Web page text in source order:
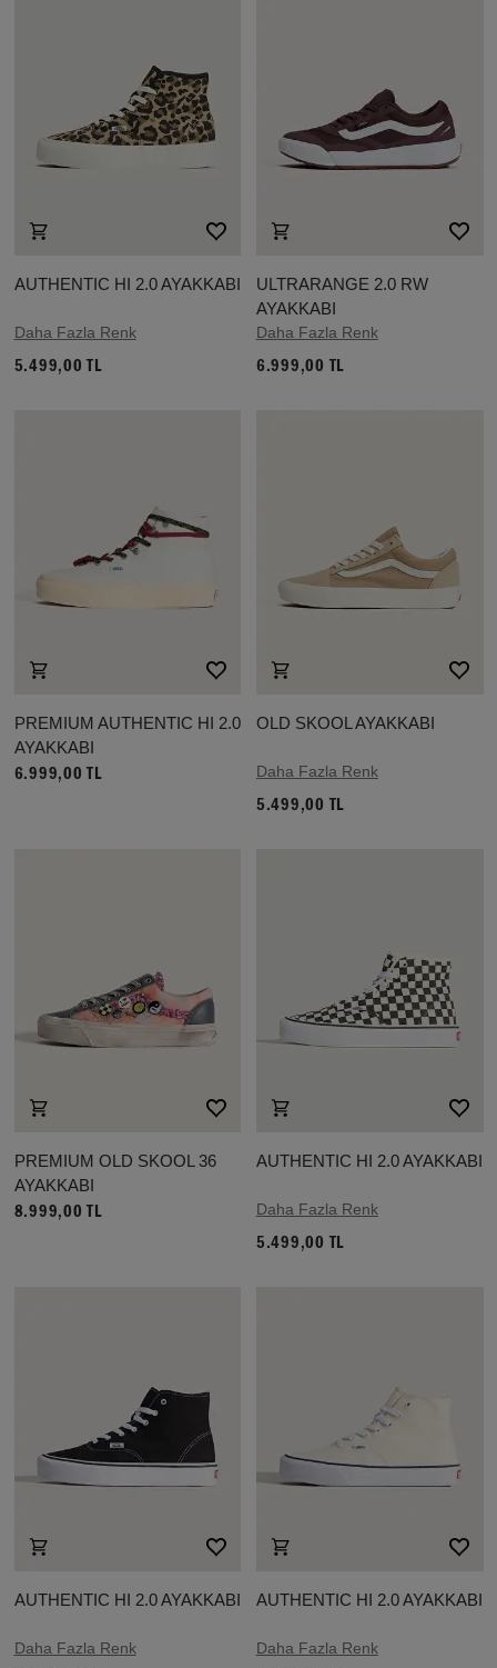
AUTHENTIC HI 2.0 AYAKKABI
Daha Fazla Renk
5.499,00 TL
ULTRARANGE 2.0 RW
AYAKKABI
Daha Fazla Renk
6.999,00 TL
PREMIUM AUTHENTIC HI 2.0
AYAKKABI
6.999,00 TL
OLD SKOOL AYAKKABI
Daha Fazla Renk
5.499,00 TL
PREMIUM OLD SKOOL 36
AYAKKABI
8.999,00 TL
AUTHENTIC HI 2.0 AYAKKABI
Daha Fazla Renk
5.499,00 TL
AUTHENTIC HI 2.0 AYAKKABI
Daha Fazla Renk
AUTHENTIC HI 2.0 AYAKKABI
Daha Fazla Renk